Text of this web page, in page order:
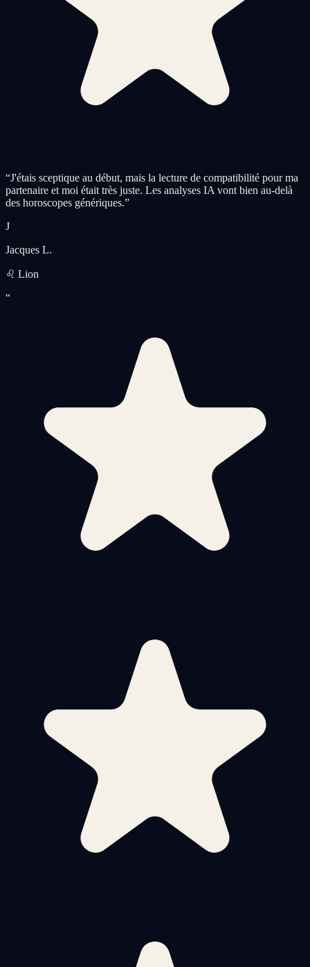
“J'étais sceptique au début, mais la lecture de compatibilité pour ma
partenaire et moi était très juste. Les analyses IA vont bien au-delà
des horoscopes génériques.”
J
Jacques L.
♌ Lion
“